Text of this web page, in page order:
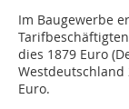
Im Baugewerbe
dies 1879 Euro
Euro.